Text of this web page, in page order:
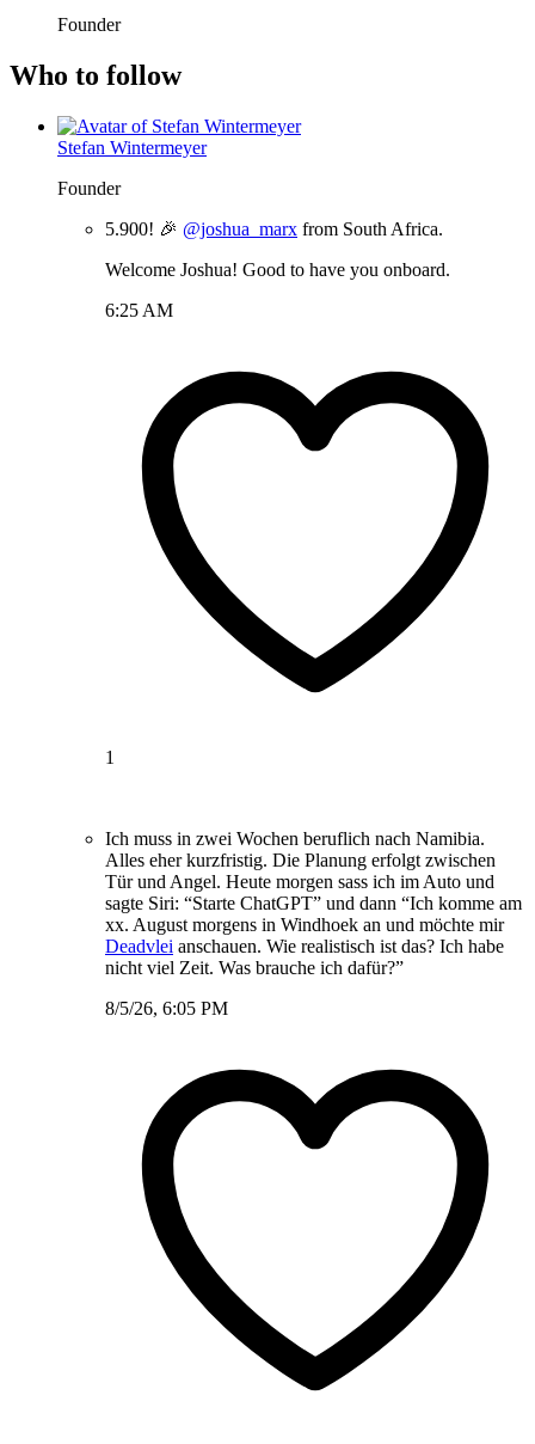
Founder
Who to follow
Stefan Wintermeyer
Founder
5.900! 🎉 @joshua_marx from South Africa.
Welcome Joshua! Good to have you onboard.
6:25 AM
1
Ich muss in zwei Wochen beruflich nach Namibia.
Alles eher kurzfristig. Die Planung erfolgt zwischen
Tür und Angel. Heute morgen sass ich im Auto und
sagte Siri: “Starte ChatGPT” und dann “Ich komme am
xx. August morgens in Windhoek an und möchte mir
Deadvlei anschauen. Wie realistisch ist das? Ich habe
nicht viel Zeit. Was brauche ich dafür?”
8/5/26, 6:05 PM